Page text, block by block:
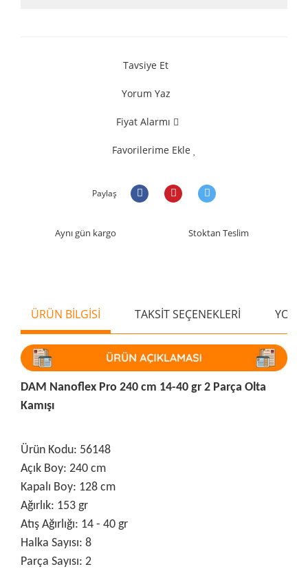
Tavsiye Et
Yorum Yaz
Fiyat Alarmı
Favorilerime Ekle
Paylaş
Aynı gün kargo Stoktan Teslim
ÜRÜN BİLGİSİ TAKSİT SEÇENEKLERİ
DAM Nanoflex Pro 240 cm 14-40 gr 2 Parça Olta
Kamışı
Ürün Kodu: 56148
Açık Boy: 240 cm
Kapalı Boy: 128 cm
Ağırlık: 153 gr
Atış Ağırlığı: 14 - 40 gr
Halka Sayısı: 8
Parça Sayısı: 2